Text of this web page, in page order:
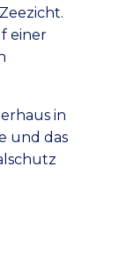
einer
in
und das